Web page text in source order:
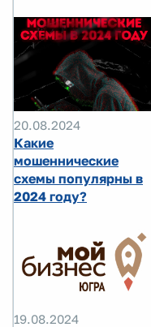
20.08.2024
Какие
мошеннические
схемы популярны в
2024 году?
19.08.2024